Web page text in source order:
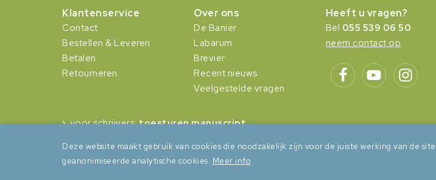
Klantenservice
Contact
Bestellen & Leveren
Betalen
Retourneren
Over ons
De Banier
Labarum
Brevier
Recent nieuws
Veelgestelde vragen
Heeft u vragen?
Bel 055 539 06 50
neem contact op
voor schrijvers:toesturen manuscript
Deze website maakt gebruik van cookies die noodzakelijk zijn voor de juiste werking van de
geanonimiseerde analytische cookies. Meer info